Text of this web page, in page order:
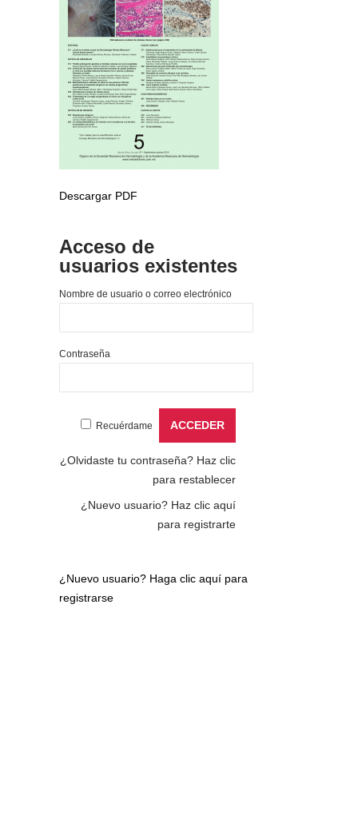
Descargar PDF
Acceso de
usuarios existentes
Nombre de usuario o correo electrónico
Contraseña
Recuérdame
¿Olvidaste tu contraseña? Haz clic
para restablecer
¿Nuevo usuario? Haz clic aquí
para registrarte
¿Nuevo usuario? Haga clic aquí para
registrarse